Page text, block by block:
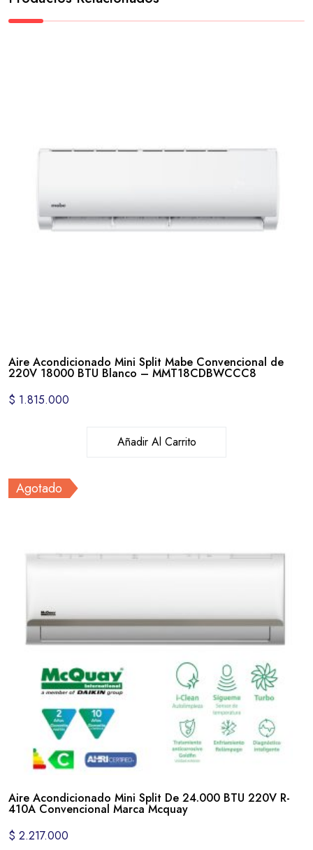
Aire Acondicionado Mini Split Mabe Convencional de
220V 18000 BTU Blanco – MMT18CDBWCCC8
$ 1.815.000
Añadir Al Carrito
Agotado
Aire Acondicionado Mini Split De 24.000 BTU 220V R-
410A Convencional Marca Mcquay
$ 2.217.000